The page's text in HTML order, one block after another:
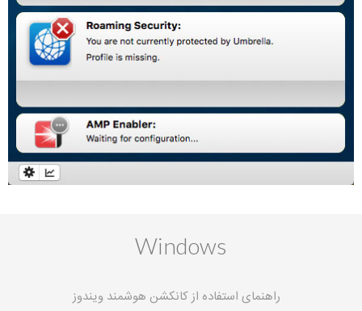
Windows
راهنمای استفاده از کانکشن هوشمند ویندوز